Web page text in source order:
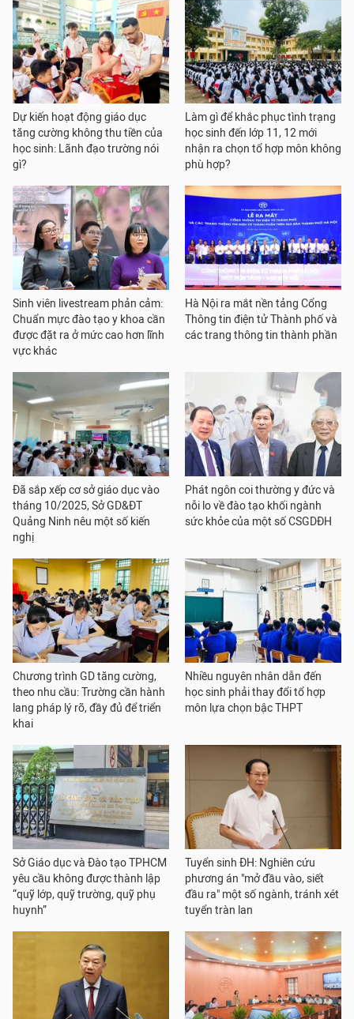
Dự kiến hoạt động giáo dục
tăng cường không thu tiền của
học sinh: Lãnh đạo trường nói
gì?
Làm gì để khắc phục tình trạng
học sinh đến lớp 11, 12 mới
nhận ra chọn tổ hợp môn không
phù hợp?
Sinh viên livestream phản cảm:
Chuẩn mực đào tạo y khoa cần
được đặt ra ở mức cao hơn lĩnh
vực khác
Hà Nội ra mắt nền tảng Cổng
Thông tin điện tử Thành phố và
các trang thông tin thành phần
Đã sắp xếp cơ sở giáo dục vào
tháng 10/2025, Sở GD&ĐT
Quảng Ninh nêu một số kiến
nghị
Phát ngôn coi thường y đức và
nỗi lo về đào tạo khối ngành
sức khỏe của một số CSGDĐH
Chương trình GD tăng cường,
theo nhu cầu: Trường cần hành
lang pháp lý rõ, đầy đủ để triển
khai
Nhiều nguyên nhân dẫn đến
học sinh phải thay đổi tổ hợp
môn lựa chọn bậc THPT
Sở Giáo dục và Đào tạo TPHCM
yêu cầu không được thành lập
“quỹ lớp, quỹ trường, quỹ phụ
huynh”
Tuyển sinh ĐH: Nghiên cứu
phương án "mở đầu vào, siết
đầu ra" một số ngành, tránh xét
tuyển tràn lan